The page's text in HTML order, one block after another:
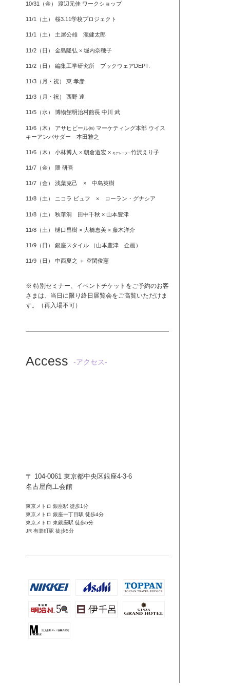
10/31（金） 渡辺元佳 ワークショップ
11/1（土） 桜3.11学校プロジェクト
11/1（土） 土屋公雄 瀧健太郎
11/2（日） 金島隆弘 × 堀内奈穂子
11/2（日） 編集工学研究所 ブックウェアDEPT.
11/3（月・祝） 東 孝彦
11/3（月・祝） 西野 達
11/5（水） 博物館明治村館長 中川 武
11/6（木） アサヒビール㈱ マーケティング本部 ウイス
キーアンバサダー 本田雅之
11/6（木） 小林博人 × 朝倉道宏 × モデレーター竹沢えり子
11/7（金） 隈 研吾
11/7（金） 浅葉克己 × 中島英樹
11/8（土） ニコラ ビュフ × ローラン・グナシア
11/8（土） 秋華洞 田中千秋 × 山本豊津
11/8（土） 樋口昌樹 × 大橋恵美 × 藤木洋介
11/9（日） 銀座スタイル （山本豊津 企画）
11/9（日） 中西夏之 ＋ 空閑俊憲
※ 特別セミナー、イベントチケットをご予約のお客
さまは、当日に限り終日展覧会をご高覧いただけま
す。（再入場不可）
Access -アクセス-
〒 104-0061 東京都中央区銀座4-3-6
名古屋商工会館
東京メトロ 銀座駅 徒歩1分
東京メトロ 銀座一丁目駅 徒歩4分
東京メトロ 東銀座駅 徒歩5分
JR 有楽町駅 徒歩5分